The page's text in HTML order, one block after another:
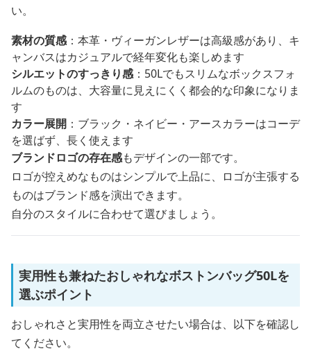
い。
素材の質感：本革・ヴィーガンレザーは高級感があり、キ
ャンバスはカジュアルで経年変化も楽しめます
シルエットのすっきり感：50Lでもスリムなボックスフォ
ルムのものは、大容量に見えにくく都会的な印象になりま
す
カラー展開 ：ブラック・ネイビー・アースカラーはコーデ
を選ばず、長く使えます
ブランドロゴの存在感もデザインの一部です。
ロゴが控えめなものはシンプルで上品に、ロゴが主張する
ものはブランド感を演出できます。
自分のスタイルに合わせて選びましょう。
実用性も兼ねたおしゃれなボストンバッグ50Lを
選ぶポイント
おしゃれさと実用性を両立させたい場合は、以下を確認し
てください。